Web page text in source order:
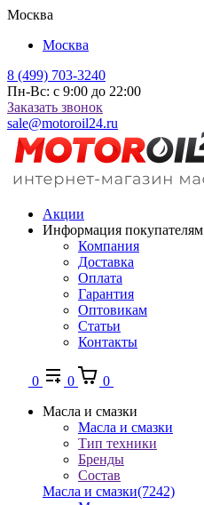
Москва
Москва
8 (499) 703-3240
Пн-Вс: с 9:00 до 22:00
Заказать звонок
sale@motoroil24.ru
Акции
Информация покупателям
Компания
Доставка
Оплата
Гарантия
Оптовикам
Статьи
Контакты
0 0
0
Масла и смазки
Масла и смазки
Тип техники
Бренды
Состав
Масла и смазки(7242)